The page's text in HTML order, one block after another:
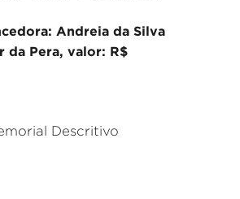
Andreia da Silva
da Pera, valor: R$
Descritivo